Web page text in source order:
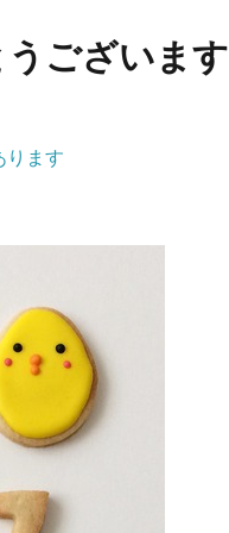
ございます
ります